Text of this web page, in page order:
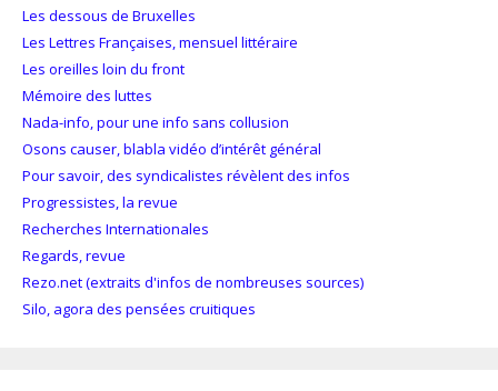
Les dessous de Bruxelles
Les Lettres Françaises, mensuel littéraire
Les oreilles loin du front
Mémoire des luttes
Nada-info, pour une info sans collusion
Osons causer, blabla vidéo d’intérêt général
Pour savoir, des syndicalistes révèlent des infos
Progressistes, la revue
Recherches Internationales
Regards, revue
Rezo.net (extraits d'infos de nombreuses sources)
Silo, agora des pensées cruitiques